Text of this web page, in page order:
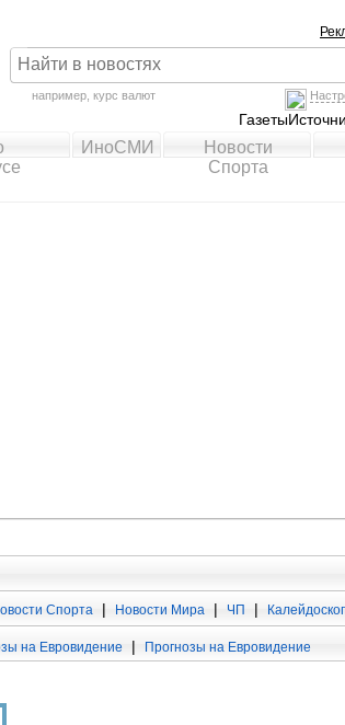
например, курс валют
Газеты
ИноСМИ
Новости
Спорта
Спорта | Новости Мира | ЧП |
на Евровидение | Прогнозы на Евровидение